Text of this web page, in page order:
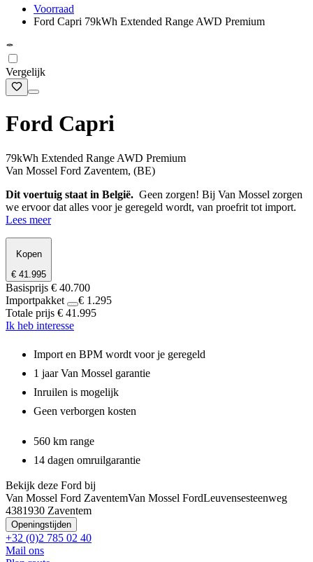
Voorraad
Ford Capri 79kWh Extended Range AWD Premium
Vergelijk
Ford Capri
79kWh Extended Range AWD Premium
Van Mossel Ford Zaventem, (BE)
Dit voertuig staat in België. Geen zorgen! Bij Van Mossel zorgen
we ervoor dat alles voor je geregeld wordt, van proefrit tot import.
Lees meer
Kopen
€ 41.995
Basisprijs € 40.700
Importpakket
€ 1.295
Totale prijs € 41.995
Ik heb interesse
Import en BPM wordt voor je geregeld
1 jaar Van Mossel garantie
Inruilen is mogelijk
Geen verborgen kosten
560 km range
14 dagen omruilgarantie
Bekijk deze Ford bij
Van Mossel Ford ZaventemVan Mossel FordLeuvensesteenweg
4381930 Zaventem
Openingstijden
+32 (0)2 785 02 40
Mail ons